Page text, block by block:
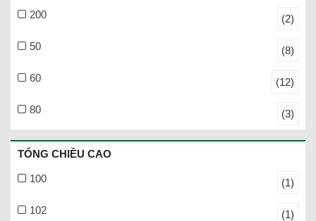
200 (2)
50 (8)
60 (12)
80 (3)
TỔNG CHIỀU CAO
100 (1)
102 (1)